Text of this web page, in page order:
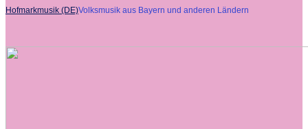
Hofmarkmusik (DE)Volksmusik aus Bayern und anderen Ländern